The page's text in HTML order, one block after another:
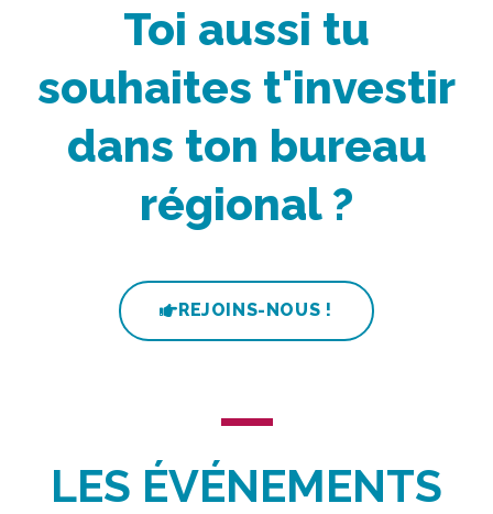
Toi aussi tu
souhaites t'investir
dans ton bureau
régional ?
REJOINS-NOUS !
LES ÉVÉNEMENTS